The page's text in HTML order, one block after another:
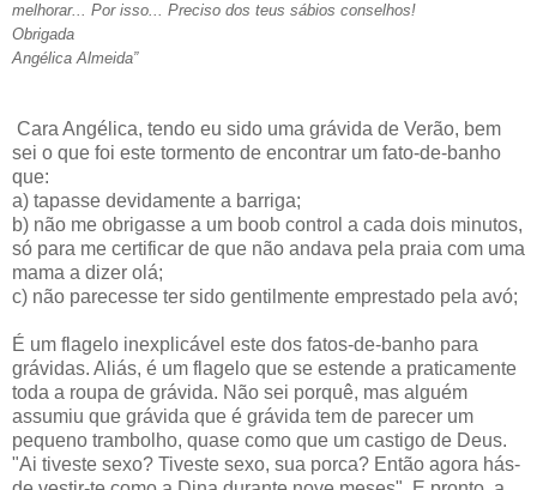
melhorar... Por isso... Preciso dos teus sábios conselhos!
Obrigada
Angélica Almeida”
Cara Angélica, tendo eu sido uma grávida de Verão, bem
sei o que foi este tormento de encontrar um fato-de-banho
que:
a) tapasse devidamente a barriga;
b) não me obrigasse a um boob control a cada dois minutos,
só para me certificar de que não andava pela praia com uma
mama a dizer olá;
c) não parecesse ter sido gentilmente emprestado pela avó;
É um flagelo inexplicável este dos fatos-de-banho para
grávidas. Aliás, é um flagelo que se estende a praticamente
toda a roupa de grávida. Não sei porquê, mas alguém
assumiu que grávida que é grávida tem de parecer um
pequeno trambolho, quase como que um castigo de Deus.
"Ai tiveste sexo? Tiveste sexo, sua porca? Então agora hás-